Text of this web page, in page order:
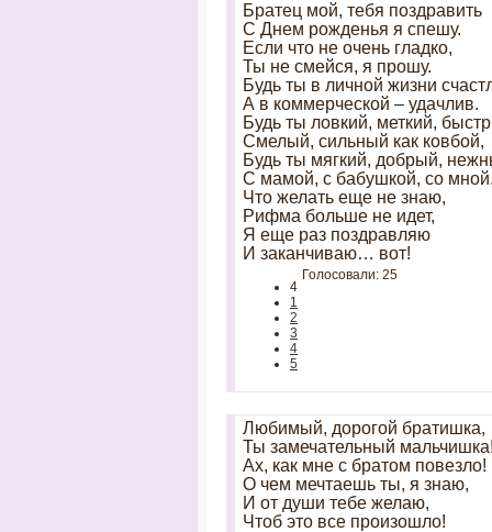
Братец мой, тебя поздравить
С Днем рожденья я спешу.
Если что не очень гладко,
Ты не смейся, я прошу.
Будь ты в личной жизни
А в коммерческой – удачлив.
Будь ты ловкий, меткий,
Смелый, сильный как ковбой,
Будь ты мягкий, добрый,
С мамой, с бабушкой, со
Что желать еще не знаю,
Рифма больше не идет,
Я еще раз поздравляю
И заканчиваю… вот!
4
1
2
3
4
5
Голосовали: 25
Любимый, дорогой братишка,
Ты замечательный
Ах, как мне с братом повезло!
О чем мечтаешь ты, я знаю,
И от души тебе желаю,
Чтоб это все произошло!